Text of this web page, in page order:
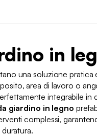
in
una soluzione pratica
area di lavoro o
integrabile in
giardino in legno
complessi,